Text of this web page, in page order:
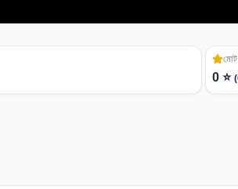
মোট
0 ⭐(